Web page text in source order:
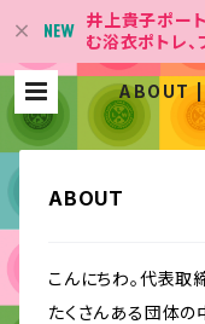
井上貴子ポー
む浴衣ポトレ、
ABOUT |
「
ABOUT
こんにちわ。代表取
たくさんある団体